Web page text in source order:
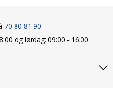
70 80 81 90
og lørdag: 09:00 - 16:00